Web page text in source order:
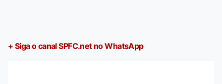
+ Siga o canal SPFC.net no WhatsApp